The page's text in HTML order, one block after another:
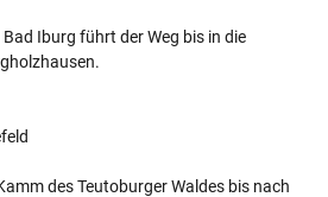
Iburg führt der Weg bis in die
des Teutoburger Waldes bis nach